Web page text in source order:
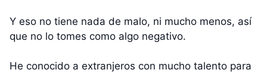
Y eso no tiene nada de malo, ni mucho menos, así
que no lo tomes como algo negativo.
He conocido a extranjeros con mucho talento para